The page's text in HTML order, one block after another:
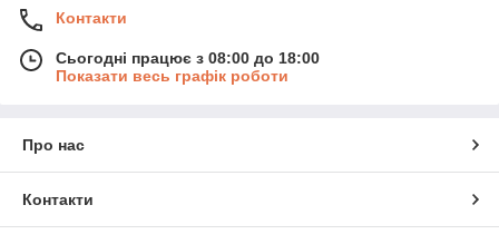
Контакти
Сьогодні працює з 08:00 до 18:00
Показати весь графік роботи
Про нас
Контакти